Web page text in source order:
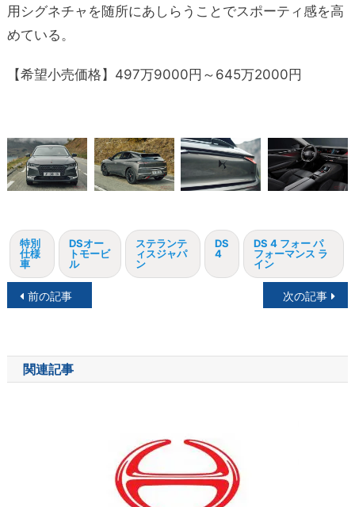
用シグネチャを随所にあしらうことでスポーティ感を高
めている。
【希望小売価格】497万9000円～645万2000円
特別
仕様
車
DSオー
トモービ
ル
ステランテ
ィスジャパ
ン
DS
4
DS 4 フォー パ
フォーマンス ラ
イン
投
ナ
ビ
前の記事 次の記事
関連記事